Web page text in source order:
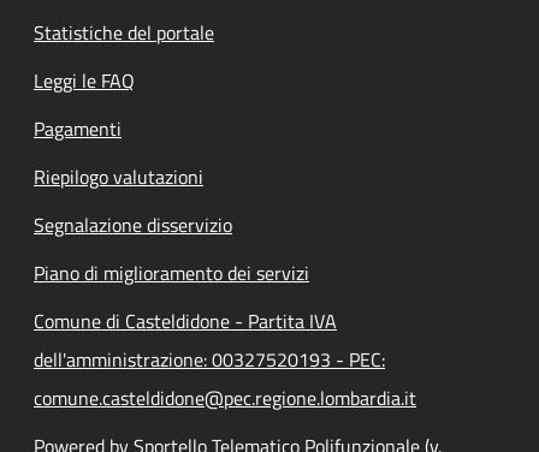
Statistiche del portale
Leggi le FAQ
Pagamenti
Riepilogo valutazioni
Segnalazione disservizio
Piano di miglioramento dei servizi
Comune di Casteldidone - Partita IVA
dell'amministrazione: 00327520193 - PEC:
comune.casteldidone@pec.regione.lombardia.it
Powered by Sportello Telematico Polifunzionale (v.